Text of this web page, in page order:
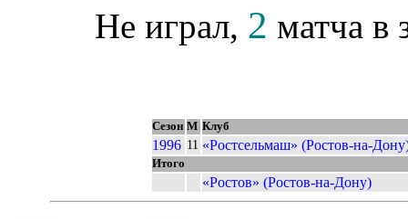
Не играл, 2 матча в
Сезон М Клуб
1996 11 «Ростсельмаш» (Ростов-на-
Итого
«Ростов» (Ростов-на-Дону)